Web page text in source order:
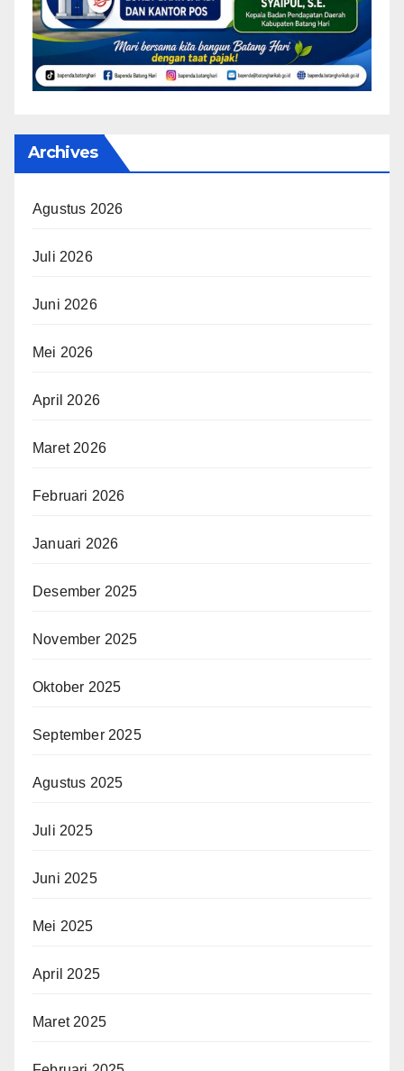
Archives
Agustus 2026
Juli 2026
Juni 2026
Mei 2026
April 2026
Maret 2026
Februari 2026
Januari 2026
Desember 2025
November 2025
Oktober 2025
September 2025
Agustus 2025
Juli 2025
Juni 2025
Mei 2025
April 2025
Maret 2025